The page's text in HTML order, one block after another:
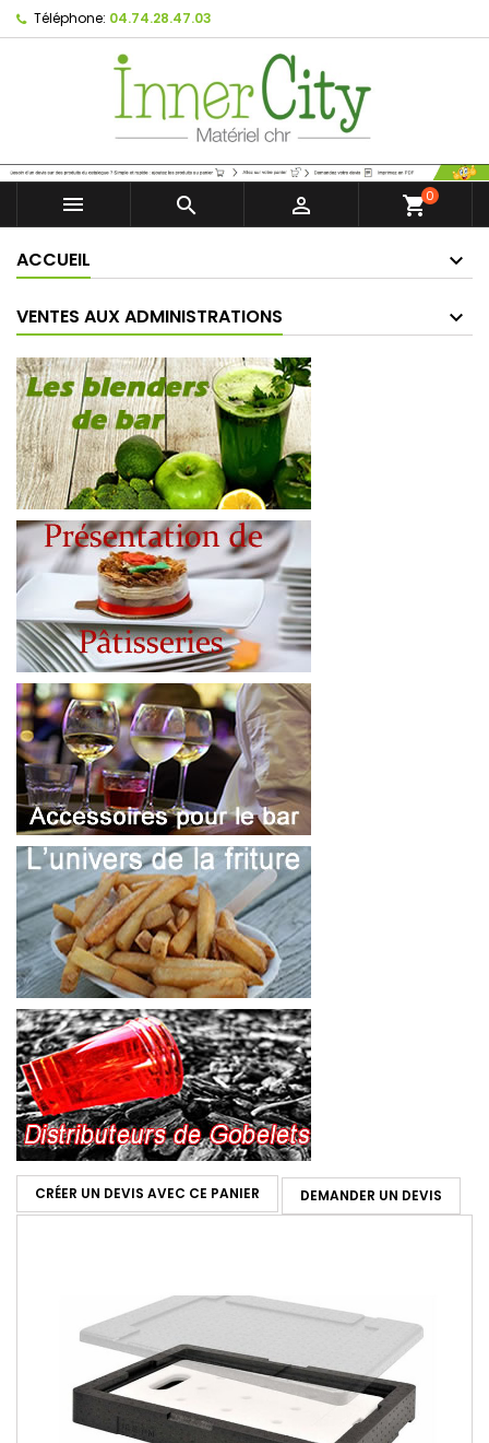
Téléphone: 04.74.28.47.03
   shopping_cart0
ACCUEIL
VENTES AUX ADMINISTRATIONS
CRÉER UN DEVIS AVEC CE PANIER DEMANDER UN DEVIS